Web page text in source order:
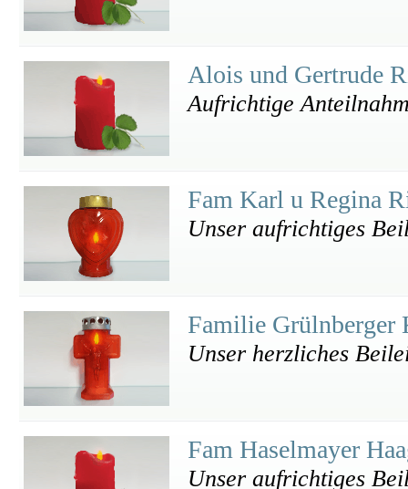
Alois und Gertrude
Aufrichtige
Fam Karl u Regina
Unser aufrichtiges
Familie Grülnberger
Unser herzliches
Fam Haselmayer
Unser aufrichtiges